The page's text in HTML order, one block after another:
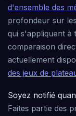
d'ensemble des
profondeur sur
qui s'appliquent à
comparaison
actuellement
des jeux de
Soyez notifié
Faites partie des